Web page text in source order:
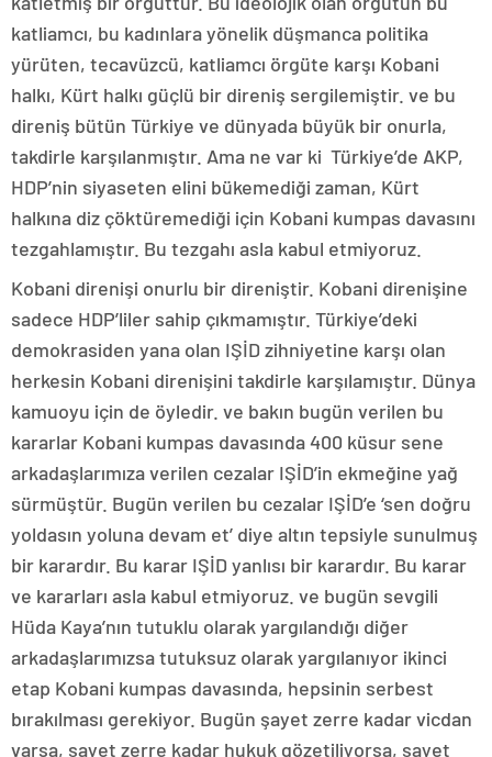
katliamcı, bu kadınlara yönelik düşmanca politika
yürüten, tecavüzcü, katliamcı örgüte karşı Kobani
halkı, Kürt halkı güçlü bir direniş sergilemiştir. ve bu
direniş bütün Türkiye ve dünyada büyük bir onurla,
takdirle karşılanmıştır. Ama ne var ki Türkiye’de AKP,
HDP’nin siyaseten elini bükemediği zaman, Kürt
halkına diz çöktüremediği için Kobani kumpas davasını
tezgahlamıştır. Bu tezgahı asla kabul etmiyoruz.
Kobani direnişi onurlu bir direniştir. Kobani direnişine
sadece HDP’liler sahip çıkmamıştır. Türkiye’deki
demokrasiden yana olan IŞİD zihniyetine karşı olan
herkesin Kobani direnişini takdirle karşılamıştır. Dünya
kamuoyu için de öyledir. ve bakın bugün verilen bu
kararlar Kobani kumpas davasında 400 küsur sene
arkadaşlarımıza verilen cezalar IŞİD’in ekmeğine yağ
sürmüştür. Bugün verilen bu cezalar IŞİD’e ‘sen doğru
yoldasın yoluna devam et’ diye altın tepsiyle sunulmuş
bir karardır. Bu karar IŞİD yanlısı bir karardır. Bu karar
ve kararları asla kabul etmiyoruz. ve bugün sevgili
Hüda Kaya’nın tutuklu olarak yargılandığı diğer
arkadaşlarımızsa tutuksuz olarak yargılanıyor ikinci
etap Kobani kumpas davasında, hepsinin serbest
bırakılması gerekiyor. Bugün şayet zerre kadar vicdan
varsa, şayet zerre kadar hukuk gözetiliyorsa, şayet